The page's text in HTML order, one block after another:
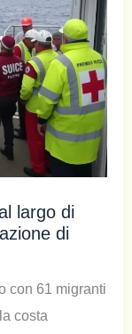
largo di
di
con 61 migranti
costa